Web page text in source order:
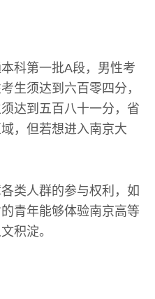
科第一批A段，男性考
生须达到六百零四分，
达到五百八十一分，省
，但若想进入南京大
类人群的参与权利，如
青年能够体验南京高等
积淀。